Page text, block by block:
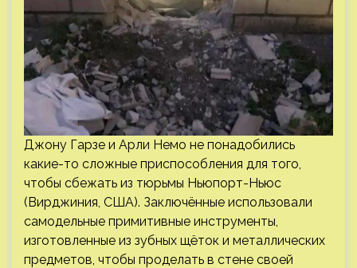
Джону Гарзе и Арли Немо не понадобились
какие-то сложные приспособления для того,
чтобы сбежать из тюрьмы Ньюпорт-Ньюс
(Вирджиния, США). Заключённые использовали
самодельные примитивные инструменты,
изготовленные из зубных щёток и металлических
предметов, чтобы проделать в стене своей